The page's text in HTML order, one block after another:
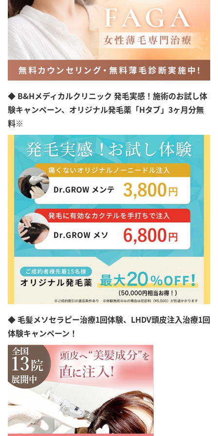
◆ B&Hメディカルクリニック 発毛実感！施術のお試し体
験キャンペーン、オリジナル発毛薬「Hタブ」3ヶ月分無
料※
◆ 毛髪メソセラピー治療1回体験、LHDV頭皮注入治療1回
体験キャンペーン！